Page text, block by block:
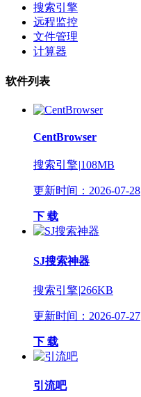
搜索引擎
远程监控
文件管理
计算器
软件列表
CentBrowser
搜索引擎|108MB
更新时间：2026-07-28
下 载
SJ搜索神器
搜索引擎|266KB
更新时间：2026-07-27
下 载
引流吧